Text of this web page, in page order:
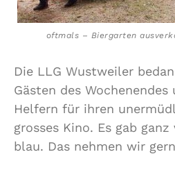
oftmals – Biergarten
Die LLG Wustweiler
Gästen des
Helfern für ihren
grosses Kino. Es gab
blau. Das nehmen wir